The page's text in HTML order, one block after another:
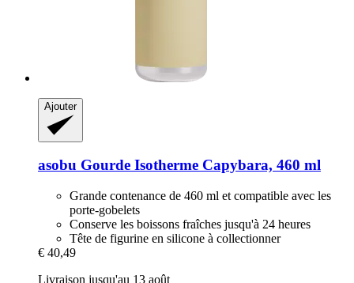
Ajouter
asobu Gourde Isotherme Capybara, 460 ml
Grande contenance de 460 ml et compatible avec les
porte-gobelets
Conserve les boissons fraîches jusqu'à 24 heures
Tête de figurine en silicone à collectionner
€ 40,49
Livraison jusqu'au 13 août